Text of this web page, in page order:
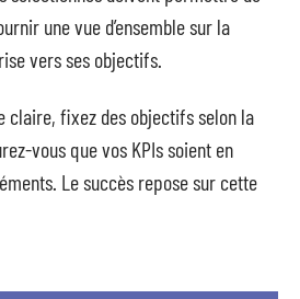
une vue d’ensemble sur la
vers ses objectifs.
claire, fixez des objectifs selon la
vous que vos KPIs soient en
Le succès repose sur cette